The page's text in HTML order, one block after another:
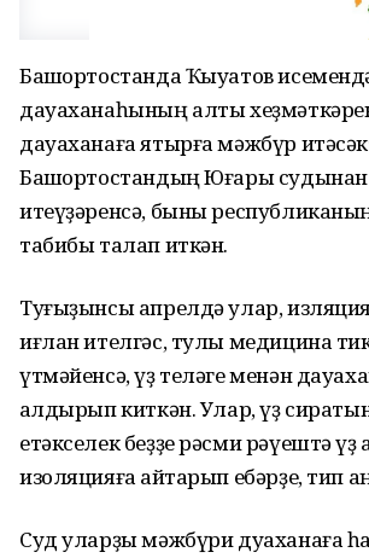
Башҡортостанда Ҡыуатов
дауаханаһының алты
дауаханаға ятырға мәжбүр
Башҡортостандың Юғары судынан
итеүҙәренсә, быны
табибы талап иткән.
Туғыҙынсы апрелдә улар,
иғлан ителгәс, тулы медицина
үтмәйенсә, үҙ теләге менән
ҡалдырып киткән. Улар, үҙ
етәкселек беҙҙе рәсми рәүештә
изоляцияға ҡайтарып ебәрҙе, тип
Суд уларҙы мәжбүри дуаханаға